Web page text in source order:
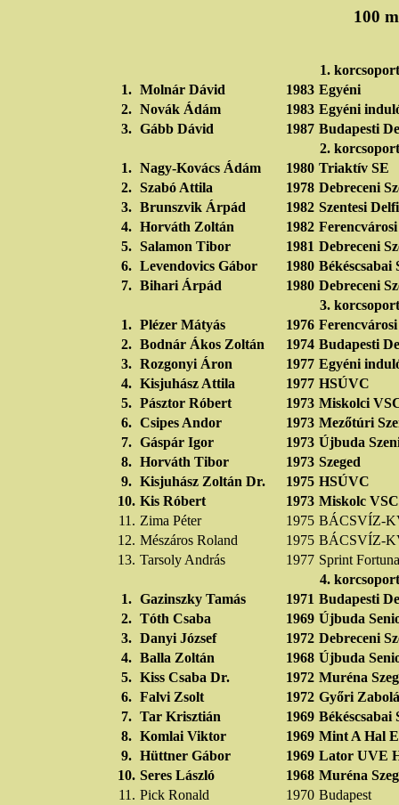
100
1.
1. Molnár Dávid 1983 Egyéni
2. Novák Ádám 1983 Egyéni
3. Gább Dávid 1987 Budapesti
2.
1. Nagy-Kovács Ádám 1980 Triaktív SE
2. Szabó Attila 1978 Debreceni
3. Brunszvik Árpád 1982 Szentesi
4. Horváth Zoltán 1982
5. Salamon Tibor 1981 Debreceni
6. Levendovics Gábor 1980 Békéscsabai
7. Bihari Árpád 1980 Debreceni
3.
1. Plézer Mátyás 1976
2. Bodnár Ákos Zoltán 1974 Budapesti
3. Rozgonyi Áron 1977 Egyéni
4. Kisjuhász Attila 1977 HSÚVC
5. Pásztor Róbert 1973 Miskolci
6. Csipes Andor 1973 Mezőtúri
7. Gáspár Igor 1973 Újbuda
8. Horváth Tibor 1973 Szeged
9. Kisjuhász Zoltán Dr. 1975 HSÚVC
10. Kis Róbert 1973 Miskolc VSC
11. Zima Péter 1975 BÁCSVÍZ-
12. Mészáros Roland 1975 BÁCSVÍZ-
13. Tarsoly András 1977 Sprint Fortuna
4.
1. Gazinszky Tamás 1971 Budapesti
2. Tóth Csaba 1969 Újbuda
3. Danyi József 1972 Debreceni
4. Balla Zoltán 1968 Újbuda
5. Kiss Csaba Dr. 1972 Muréna
6. Falvi Zsolt 1972 Győri
7. Tar Krisztián 1969 Békéscsabai
8. Komlai Viktor 1969 Mint A Hal
9. Hüttner Gábor 1969 Lator UVE
10. Seres László 1968 Muréna
11. Pick Ronald 1970 Budapest